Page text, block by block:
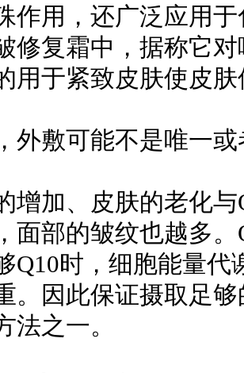
作用，还广泛应用
修复霜中，据称它
用于紧致皮肤使皮
外敷可能不是唯一
增加、皮肤的老化
面部的皱纹也越多
Q10时，细胞能量
。因此保证摄取足
法之一。